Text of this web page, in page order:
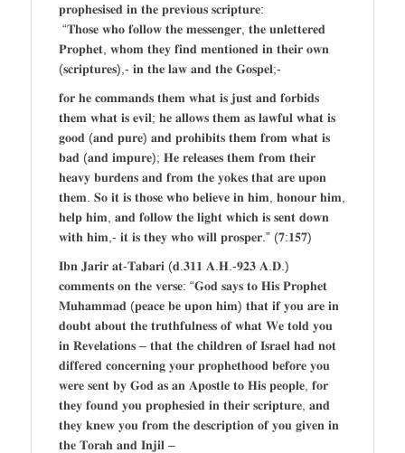
𝐩𝐫𝐨𝐩𝐡𝐞𝐬𝐢𝐬𝐞𝐝 𝐢𝐧 𝐭𝐡𝐞 𝐩𝐫𝐞𝐯𝐢𝐨𝐮𝐬 𝐬𝐜𝐫𝐢𝐩𝐭𝐮𝐫𝐞:
“𝐓𝐡𝐨𝐬𝐞 𝐰𝐡𝐨 𝐟𝐨𝐥𝐥𝐨𝐰 𝐭𝐡𝐞 𝐦𝐞𝐬𝐬𝐞𝐧𝐠𝐞𝐫, 𝐭𝐡𝐞 𝐮𝐧𝐥𝐞𝐭𝐭𝐞𝐫𝐞𝐝
𝐏𝐫𝐨𝐩𝐡𝐞𝐭, 𝐰𝐡𝐨𝐦 𝐭𝐡𝐞𝐲 𝐟𝐢𝐧𝐝 𝐦𝐞𝐧𝐭𝐢𝐨𝐧𝐞𝐝 𝐢𝐧 𝐭𝐡𝐞𝐢𝐫 𝐨𝐰𝐧
(𝐬𝐜𝐫𝐢𝐩𝐭𝐮𝐫𝐞𝐬),- 𝐢𝐧 𝐭𝐡𝐞 𝐥𝐚𝐰 𝐚𝐧𝐝 𝐭𝐡𝐞 𝐆𝐨𝐬𝐩𝐞𝐥;-
𝐟𝐨𝐫 𝐡𝐞 𝐜𝐨𝐦𝐦𝐚𝐧𝐝𝐬 𝐭𝐡𝐞𝐦 𝐰𝐡𝐚𝐭 𝐢𝐬 𝐣𝐮𝐬𝐭 𝐚𝐧𝐝 𝐟𝐨𝐫𝐛𝐢𝐝𝐬
𝐭𝐡𝐞𝐦 𝐰𝐡𝐚𝐭 𝐢𝐬 𝐞𝐯𝐢𝐥; 𝐡𝐞 𝐚𝐥𝐥𝐨𝐰𝐬 𝐭𝐡𝐞𝐦 𝐚𝐬 𝐥𝐚𝐰𝐟𝐮𝐥 𝐰𝐡𝐚𝐭 𝐢𝐬
𝐠𝐨𝐨𝐝 (𝐚𝐧𝐝 𝐩𝐮𝐫𝐞) 𝐚𝐧𝐝 𝐩𝐫𝐨𝐡𝐢𝐛𝐢𝐭𝐬 𝐭𝐡𝐞𝐦 𝐟𝐫𝐨𝐦 𝐰𝐡𝐚𝐭 𝐢𝐬
𝐛𝐚𝐝 (𝐚𝐧𝐝 𝐢𝐦𝐩𝐮𝐫𝐞); 𝐇𝐞 𝐫𝐞𝐥𝐞𝐚𝐬𝐞𝐬 𝐭𝐡𝐞𝐦 𝐟𝐫𝐨𝐦 𝐭𝐡𝐞𝐢𝐫
𝐡𝐞𝐚𝐯𝐲 𝐛𝐮𝐫𝐝𝐞𝐧𝐬 𝐚𝐧𝐝 𝐟𝐫𝐨𝐦 𝐭𝐡𝐞 𝐲𝐨𝐤𝐞𝐬 𝐭𝐡𝐚𝐭 𝐚𝐫𝐞 𝐮𝐩𝐨𝐧
𝐭𝐡𝐞𝐦. 𝐒𝐨 𝐢𝐭 𝐢𝐬 𝐭𝐡𝐨𝐬𝐞 𝐰𝐡𝐨 𝐛𝐞𝐥𝐢𝐞𝐯𝐞 𝐢𝐧 𝐡𝐢𝐦, 𝐡𝐨𝐧𝐨𝐮𝐫 𝐡𝐢𝐦,
𝐡𝐞𝐥𝐩 𝐡𝐢𝐦, 𝐚𝐧𝐝 𝐟𝐨𝐥𝐥𝐨𝐰 𝐭𝐡𝐞 𝐥𝐢𝐠𝐡𝐭 𝐰𝐡𝐢𝐜𝐡 𝐢𝐬 𝐬𝐞𝐧𝐭 𝐝𝐨𝐰𝐧
𝐰𝐢𝐭𝐡 𝐡𝐢𝐦,- 𝐢𝐭 𝐢𝐬 𝐭𝐡𝐞𝐲 𝐰𝐡𝐨 𝐰𝐢𝐥𝐥 𝐩𝐫𝐨𝐬𝐩𝐞𝐫.” (𝟕:𝟏𝟓𝟕)
𝐈𝐛𝐧 𝐉𝐚𝐫𝐢𝐫 𝐚𝐭-𝐓𝐚𝐛𝐚𝐫𝐢 (𝐝.𝟑𝟏𝟏 𝐀.𝐇.-𝟗𝟐𝟑 𝐀.𝐃.)
𝐜𝐨𝐦𝐦𝐞𝐧𝐭𝐬 𝐨𝐧 𝐭𝐡𝐞 𝐯𝐞𝐫𝐬𝐞: “𝐆𝐨𝐝 𝐬𝐚𝐲𝐬 𝐭𝐨 𝐇𝐢𝐬 𝐏𝐫𝐨𝐩𝐡𝐞𝐭
𝐌𝐮𝐡𝐚𝐦𝐦𝐚𝐝 (𝐩𝐞𝐚𝐜𝐞 𝐛𝐞 𝐮𝐩𝐨𝐧 𝐡𝐢𝐦) 𝐭𝐡𝐚𝐭 𝐢𝐟 𝐲𝐨𝐮 𝐚𝐫𝐞 𝐢𝐧
𝐝𝐨𝐮𝐛𝐭 𝐚𝐛𝐨𝐮𝐭 𝐭𝐡𝐞 𝐭𝐫𝐮𝐭𝐡𝐟𝐮𝐥𝐧𝐞𝐬𝐬 𝐨𝐟 𝐰𝐡𝐚𝐭 𝐖𝐞 𝐭𝐨𝐥𝐝 𝐲𝐨𝐮
𝐢𝐧 𝐑𝐞𝐯𝐞𝐥𝐚𝐭𝐢𝐨𝐧𝐬 – 𝐭𝐡𝐚𝐭 𝐭𝐡𝐞 𝐜𝐡𝐢𝐥𝐝𝐫𝐞𝐧 𝐨𝐟 𝐈𝐬𝐫𝐚𝐞𝐥 𝐡𝐚𝐝 𝐧𝐨𝐭
𝐝𝐢𝐟𝐟𝐞𝐫𝐞𝐝 𝐜𝐨𝐧𝐜𝐞𝐫𝐧𝐢𝐧𝐠 𝐲𝐨𝐮𝐫 𝐩𝐫𝐨𝐩𝐡𝐞𝐭𝐡𝐨𝐨𝐝 𝐛𝐞𝐟𝐨𝐫𝐞 𝐲𝐨𝐮
𝐰𝐞𝐫𝐞 𝐬𝐞𝐧𝐭 𝐛𝐲 𝐆𝐨𝐝 𝐚𝐬 𝐚𝐧 𝐀𝐩𝐨𝐬𝐭𝐥𝐞 𝐭𝐨 𝐇𝐢𝐬 𝐩𝐞𝐨𝐩𝐥𝐞, 𝐟𝐨𝐫
𝐭𝐡𝐞𝐲 𝐟𝐨𝐮𝐧𝐝 𝐲𝐨𝐮 𝐩𝐫𝐨𝐩𝐡𝐞𝐬𝐢𝐞𝐝 𝐢𝐧 𝐭𝐡𝐞𝐢𝐫 𝐬𝐜𝐫𝐢𝐩𝐭𝐮𝐫𝐞, 𝐚𝐧𝐝
𝐭𝐡𝐞𝐲 𝐤𝐧𝐞𝐰 𝐲𝐨𝐮 𝐟𝐫𝐨𝐦 𝐭𝐡𝐞 𝐝𝐞𝐬𝐜𝐫𝐢𝐩𝐭𝐢𝐨𝐧 𝐨𝐟 𝐲𝐨𝐮 𝐠𝐢𝐯𝐞𝐧 𝐢𝐧
𝐭𝐡𝐞 𝐓𝐨𝐫𝐚𝐡 𝐚𝐧𝐝 𝐈𝐧𝐣𝐢𝐥 –